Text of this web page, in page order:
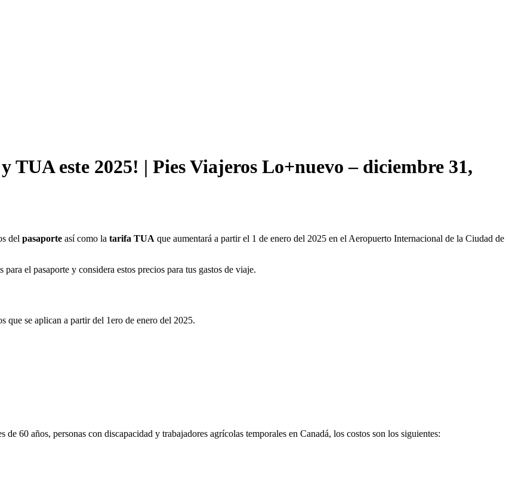
TUA este 2025! | Pies Viajeros Lo+nuevo – diciembre 31,
del pasaporte así como la tarifa TUA que aumentará a partir el 1 de enero del 2025 en el Aeropuerto Internacional de la Ciudad de
el pasaporte y considera estos precios para tus gastos de viaje.
que se aplican a partir del 1ero de enero del 2025.
60 años, personas con discapacidad y trabajadores agrícolas temporales en Canadá, los costos son los siguientes: